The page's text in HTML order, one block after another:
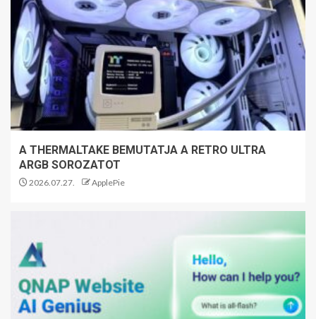
A THERMALTAKE BEMUTATJA A RETRO ULTRA
ARGB SOROZATOT
2026.07.27. ApplePie